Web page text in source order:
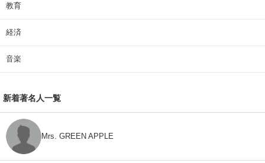
教育
経済
音楽
新着著名人一覧
Mrs. GREEN APPLE